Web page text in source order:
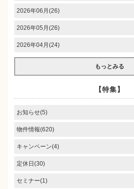
2026年06月(26)
2026年05月(26)
2026年04月(24)
もっとみる
【特集】
お知らせ(5)
物件情報(620)
キャンペーン(4)
定休日(30)
セミナー(1)